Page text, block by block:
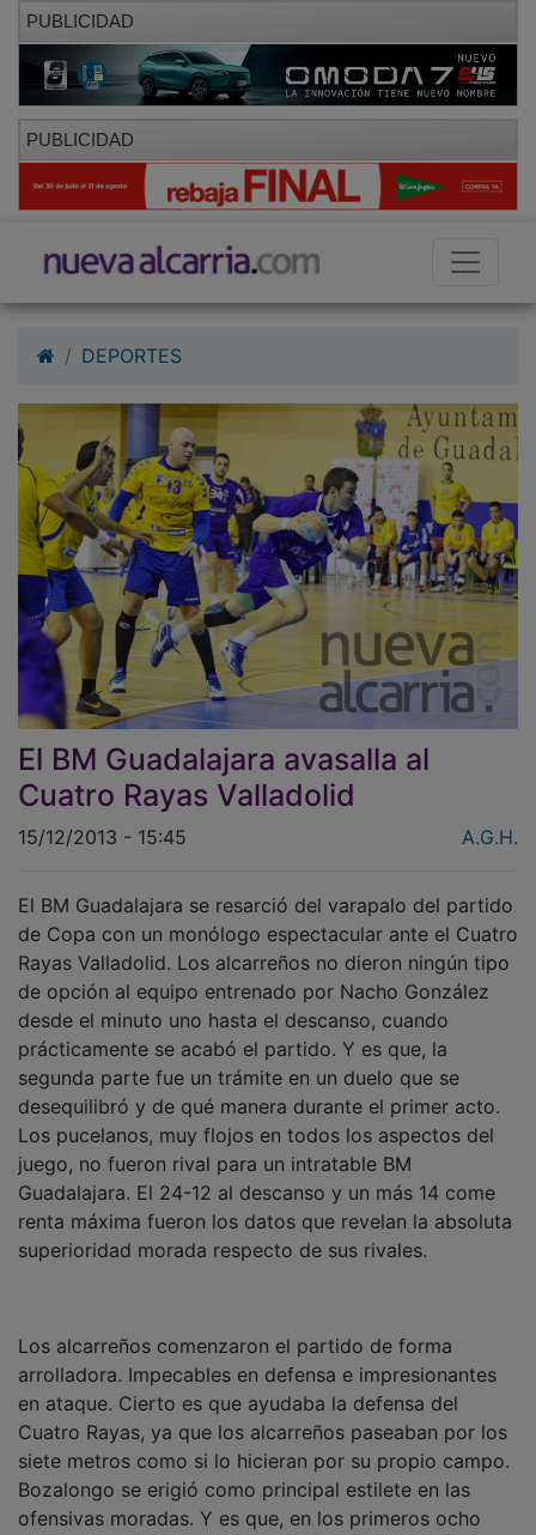
PUBLICIDAD
PUBLICIDAD
El BM Guadalajara avasalla al
Cuatro Rayas Valladolid
15/12/2013 - 15:45
de Copa con un monólogo espectacular ante el Cuatro
Rayas Valladolid. Los alcarreños no dieron ningún tipo
de opción al equipo entrenado por Nacho González
desde el minuto uno hasta el descanso, cuando
prácticamente se acabó el partido. Y es que, la
segunda parte fue un trámite en un duelo que se
desequilibró y de qué manera durante el primer acto.
Los pucelanos, muy flojos en todos los aspectos del
juego, no fueron rival para un intratable BM
Guadalajara. El 24-12 al descanso y un más 14 come
renta máxima fueron los datos que revelan la absoluta
superioridad morada respecto de sus rivales.
arrolladora. Impecables en defensa e impresionantes
en ataque. Cierto es que ayudaba la defensa del
Cuatro Rayas, ya que los alcarreños paseaban por los
siete metros como si lo hicieran por su propio campo.
Bozalongo se erigió como principal estilete en las
ofensivas moradas. Y es que, en los primeros ocho
minutos el lateral izquierdo había anotado cuatro de